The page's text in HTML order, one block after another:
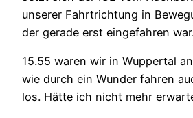
unserer Fahrtrichtung in
der gerade erst eingefahren war.
15.55 waren wir in Wuppertal
wie durch ein Wunder fahren
los. Hätte ich nicht mehr